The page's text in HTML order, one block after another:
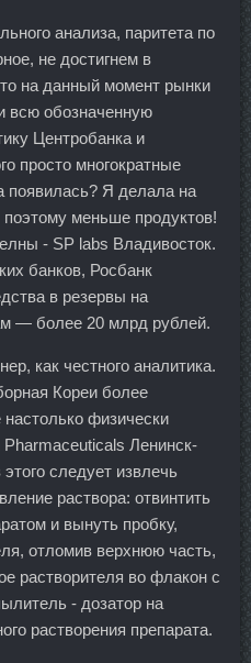
анализа, паритета по
не достигнем в
на данный момент рынки
всю обозначенную
Центробанка и
просто многократные
Я делала на
меньше продуктов!
- SP labs Владивосток.
банков, Росбанк
в резервы на
— более 20 млрд рублей.
как честного аналитика.
Кореи более
физически
Ленинск-
следует извлечь
раствора: отвинтить
и вынуть пробку,
отломив верхнюю часть,
растворителя во флакон с
- дозатор на
растворения препарата.